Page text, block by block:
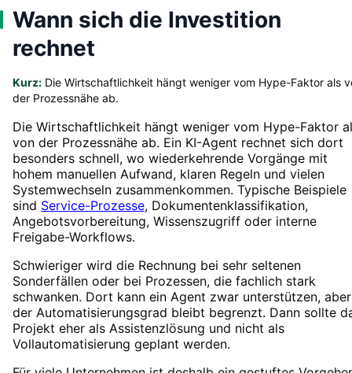
Wann sich die Investition
rechnet
Kurz: Die Wirtschaftlichkeit hängt weniger vom Hype-Faktor als
der Prozessnähe ab.
Die Wirtschaftlichkeit hängt weniger vom Hype-Faktor
von der Prozessnähe ab. Ein KI-Agent rechnet sich dort
besonders schnell, wo wiederkehrende Vorgänge mit
hohem manuellen Aufwand, klaren Regeln und vielen
Systemwechseln zusammenkommen. Typische Beispiele
sind Service-Prozesse, Dokumentenklassifikation,
Angebotsvorbereitung, Wissenszugriff oder interne
Freigabe-Workflows.
Schwieriger wird die Rechnung bei sehr seltenen
Sonderfällen oder bei Prozessen, die fachlich stark
schwanken. Dort kann ein Agent zwar unterstützen, aber
der Automatisierungsgrad bleibt begrenzt. Dann sollte
Projekt eher als Assistenzlösung und nicht als
Vollautomatisierung geplant werden.